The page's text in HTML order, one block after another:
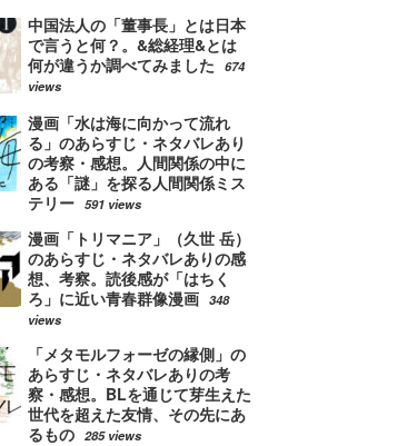
中国法人の「董事長」とは日本
で言うと何？。&総経理&とは
何が違うか調べてみました
674
views
漫画「水は海に向かって流れ
る」のあらすじ・ネタバレあり
の考察・感想。人間関係の中に
ある「謎」を探る人間関係ミス
テリー 591 views
漫画「トリマニア」（久世 岳）
のあらすじ・ネタバレありの感
想、考察。読後感が「はちく
ろ」に近い青春群像漫画 348
views
「メタモルフォーゼの縁側」の
あらすじ・ネタバレありの考
察・感想。BLを通じて芽生えた
世代を超えた友情、その先にあ
るもの 285 views